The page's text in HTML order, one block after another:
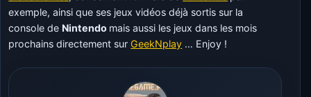
exemple, ainsi que ses jeux vidéos déjà sortis sur la
console de Nintendo mais aussi les jeux dans les mois
prochains directement surGeekNplay … Enjoy !